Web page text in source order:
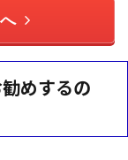
めするの